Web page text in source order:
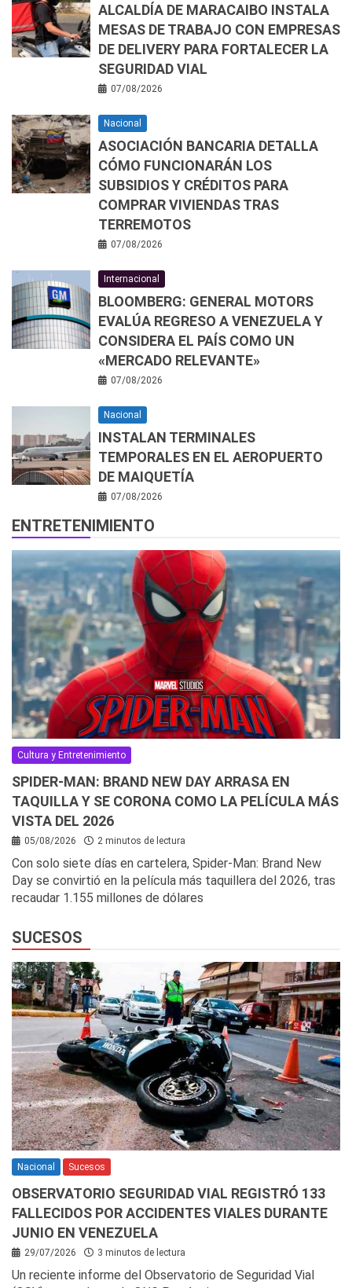
ALCALDÍA DE MARACAIBO INSTALA
MESAS DE TRABAJO CON EMPRESAS
DE DELIVERY PARA FORTALECER LA
SEGURIDAD VIAL
07/08/2026
Nacional
ASOCIACIÓN BANCARIA DETALLA
CÓMO FUNCIONARÁN LOS
SUBSIDIOS Y CRÉDITOS PARA
COMPRAR VIVIENDAS TRAS
TERREMOTOS
07/08/2026
Internacional
BLOOMBERG: GENERAL MOTORS
EVALÚA REGRESO A VENEZUELA Y
CONSIDERA EL PAÍS COMO UN
«MERCADO RELEVANTE»
07/08/2026
Nacional
INSTALAN TERMINALES
TEMPORALES EN EL AEROPUERTO
DE MAIQUETÍA
07/08/2026
ENTRETENIMIENTO
Cultura y Entretenimiento
SPIDER-MAN: BRAND NEW DAY ARRASA EN
TAQUILLA Y SE CORONA COMO LA PELÍCULA MÁS
VISTA DEL 2026
05/08/2026 2 minutos de lectura
Con solo siete días en cartelera, Spider-Man: Brand New
Day se convirtió en la película más taquillera del 2026, tras
recaudar 1.155 millones de dólares
SUCESOS
Nacional Sucesos
OBSERVATORIO SEGURIDAD VIAL REGISTRÓ 133
FALLECIDOS POR ACCIDENTES VIALES DURANTE
JUNIO EN VENEZUELA
29/07/2026 3 minutos de lectura
Un reciente informe del Observatorio de Seguridad Vial